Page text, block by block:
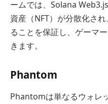
ームでは、Solana
資産（NFT）が分散化さ
ることを保証し、ゲーマ
きます。
Phantom
Phantomは単なるウォレ